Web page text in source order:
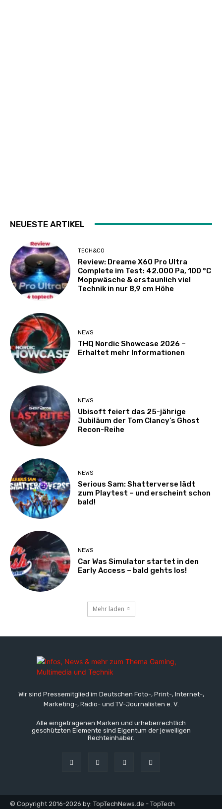
NEUESTE ARTIKEL
TECH&CO
Review: Dreame X60 Pro Ultra
Complete im Test: 42.000 Pa, 100 °C
Moppwäsche & erstaunlich viel
Technik in nur 8,9 cm Höhe
NEWS
THQ Nordic Showcase 2026 –
Erhaltet mehr Informationen
NEWS
Ubisoft feiert das 25-jährige
Jubiläum der Tom Clancy’s Ghost
Recon-Reihe
NEWS
Serious Sam: Shatterverse lädt
zum Playtest – und erscheint schon
bald!
NEWS
Car Was Simulator startet in den
Early Access – bald gehts los!
Mehr laden
Wir sind Pressemitglied im Deutschen Foto-, Print-, Internet-,
Marketing-, Radio- und TV-Journalisten e. V.
Alle eingetragenen Marken und urheberrechtlich
geschützten Elemente sind Eigentum der jeweiligen
Rechteinhaber.
© Copyright 2016-2026 by: TopTechNews.de - TopTech